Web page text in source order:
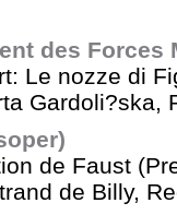
des Forces
Le nozze di
Gardoli?ska,
de Faust
de Billy,